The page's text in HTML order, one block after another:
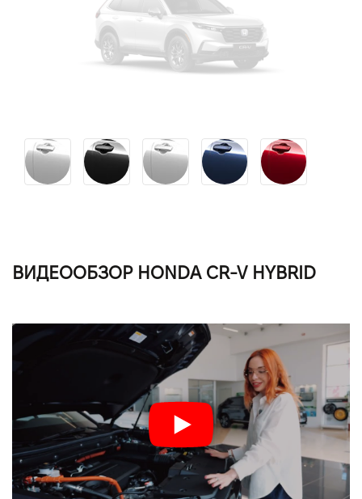
ВИДЕООБЗОР HONDA CR-V HYBRID